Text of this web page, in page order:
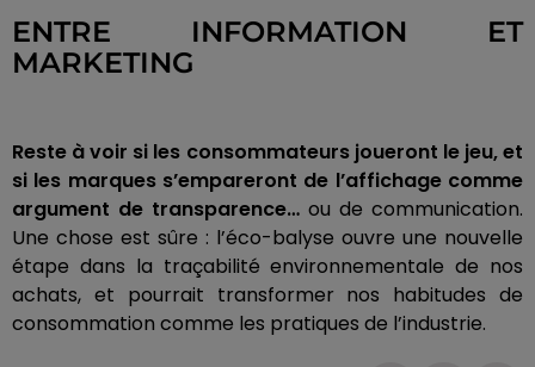
ENTRE INFORMATION ET
MARKETING
Reste à voir si les consommateurs joueront le jeu, et
si les marques s’empareront de l’affichage comme
argument de transparence… ou de communication.
Une chose est sûre : l’éco-balyse ouvre une nouvelle
étape dans la traçabilité environnementale de nos
achats, et pourrait transformer nos habitudes de
consommation comme les pratiques de l’industrie.